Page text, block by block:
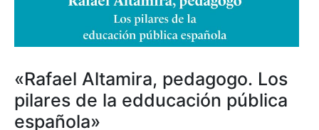
«Rafael Altamira, pedagogo. Los
pilares de la edducación pública
española»